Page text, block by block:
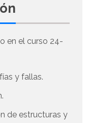
en el curso 24-
y fallas.
de estructuras y